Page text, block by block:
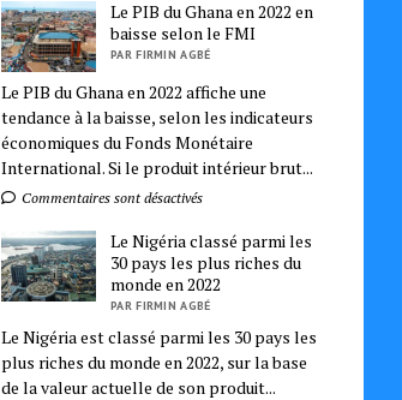
Le PIB du Ghana en 2022 en
baisse selon le FMI
PAR FIRMIN AGBÉ
Le PIB du Ghana en 2022 affiche une
tendance à la baisse, selon les indicateurs
économiques du Fonds Monétaire
International. Si le produit intérieur brut...
Commentaires sont désactivés
Le Nigéria classé parmi les
30 pays les plus riches du
monde en 2022
PAR FIRMIN AGBÉ
Le Nigéria est classé parmi les 30 pays les
plus riches du monde en 2022, sur la base
de la valeur actuelle de son produit...